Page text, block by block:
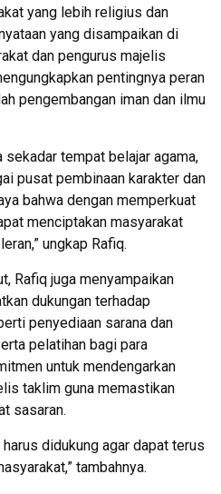
yang lebih religius dan
yang disampaikan di
dan pengurus majelis
pentingnya peran
pengembangan iman dan ilmu
sekadar tempat belajar agama,
pusat pembinaan karakter dan
bahwa dengan memperkuat
menciptakan masyarakat
ungkap Rafiq.
Rafiq juga menyampaikan
dukungan terhadap
penyediaan sarana dan
pelatihan bagi para
untuk mendengarkan
taklim guna memastikan
sasaran.
didukung agar dapat terus
tambahnya.